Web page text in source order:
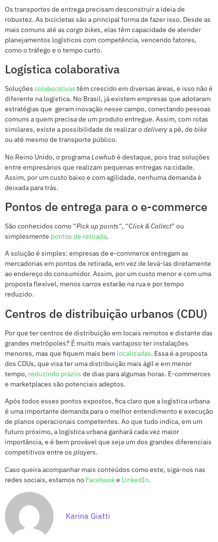
Os transportes de entrega precisam desconstruir a ideia de
robustez. As bicicletas são a principal forma de fazer isso. Desde as
mais comuns até as cargo bikes, elas têm capacidade de atender
planejamentos logísticos com competência, vencendo fatores,
como o tráfego e o tempo curto.
Logística colaborativa
Soluções colaborativas têm crescido em diversas áreas, e isso não é
diferente na logística. No Brasil, já existem empresas que adotaram
estratégias que geram inovação nesse campo, conectando pessoas
comuns a quem precisa de um produto entregue. Assim, com rotas
similares, existe a possibilidade de realizar odeliverya pé, de bike
ou até mesmo de transporte público.
No Reino Unido, o programaLowhubé destaque, pois traz soluções
entre empresários que realizam pequenas entregas na cidade.
Assim, por um custo baixo e com agilidade, nenhuma demanda é
deixada para trás.
Pontos de entrega para o e-commerce
São conhecidos como “Pick up points“, “Click & Collect” ou
simplesmente pontos de retirada.
A solução é simples: empresas de e-commerce entregam as
mercadorias em pontos de retirada, em vez de levá-las diretamente
ao endereço do consumidor. Assim, por um custo menor e com uma
proposta flexível, menos carros estarão na rua e por tempo
reduzido.
Centros de distribuição urbanos (CDU)
Por que ter centros de distribuição em locais remotos e distante das
grandes metrópoles? É muito mais vantajoso ter instalações
menores, mas que fiquem mais bem localizadas. Essa é a proposta
dos CDUs, que visa ter uma distribuição mais ágil e em menor
tempo, reduzindo prazos de dias para algumas horas. E-commerces
e marketplaces são potenciais adeptos.
Após todos esses pontos expostos, fica claro que a logística urbana
é uma importante demanda para o melhor entendimento e execução
de planos operacionais competentes. Ao que tudo indica, em um
futuro próximo, a logística urbana ganhará cada vez maior
importância, e é bem provável que seja um dos grandes diferenciais
competitivos entre os players.
Caso queira acompanhar mais conteúdos como este, siga-nos nas
redes sociais, estamos no Facebooke LinkedIn.
Karina Giatti